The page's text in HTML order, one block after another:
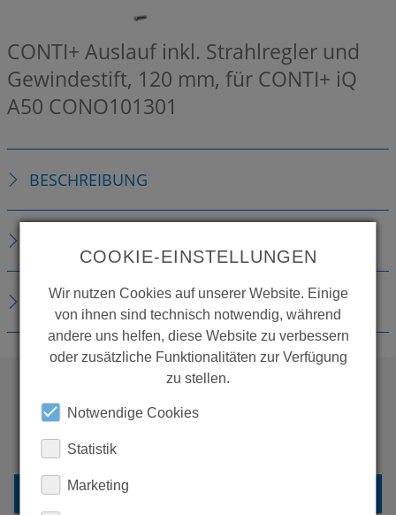
CONTI+ Auslauf inkl. Strahlregler und
Gewindestift, 120 mm, für CONTI+ iQ
A50 CONO101301
BESCHREIBUNG
DOWNLOADS
WOLLEN SIE MEHR
ZURÜCK ZUR ÜBERSICHT
COOKIE-EINSTELLUNGEN
Wir nutzen Cookies auf unserer Website. Einige
von ihnen sind technisch notwendig, während
andere uns helfen, diese Website zu verbessern
oder zusätzliche Funktionalitäten zur Verfügung
zu stellen.
Notwendige Cookies
Statistik
Marketing